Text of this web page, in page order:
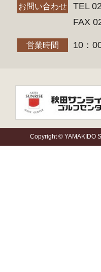
お問い合わせ
TEL
FAX
営業時間 10：
Copyright © YAMAKIDO